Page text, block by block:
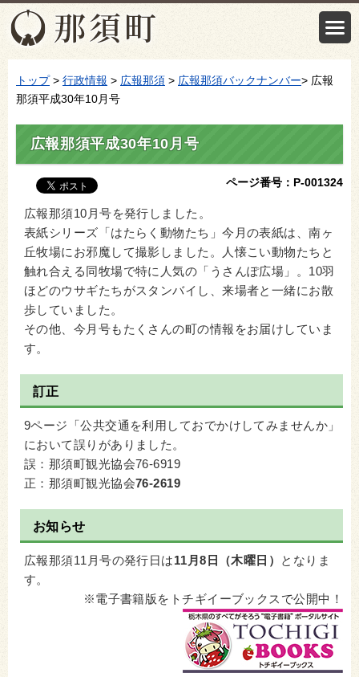
トップ> 行政情報 > 広報那須 > 広報那須バックナンバー> 広報
那須平成30年10月号
広報那須平成30年10月号
ページ番号：P-001324
広報那須10月号を発行しました。
表紙シリーズ「はたらく動物たち」今月の表紙は、南ヶ
丘牧場にお邪魔して撮影しました。人懐こい動物たちと
触れ合える同牧場で特に人気の「うさんぽ広場」。10羽
ほどのウサギたちがスタンバイし、来場者と一緒にお散
歩していました。
その他、今月号もたくさんの町の情報をお届けしていま
す。
訂正
9ページ「公共交通を利用しておでかけしてみませんか」
において誤りがありました。
誤：那須町観光協会76-6919
正：那須町観光協会76-2619
お知らせ
広報那須11月号の発行日は11月8日（木曜日）
となりま
す。
※電子書籍版をトチギイーブックスで公開中！